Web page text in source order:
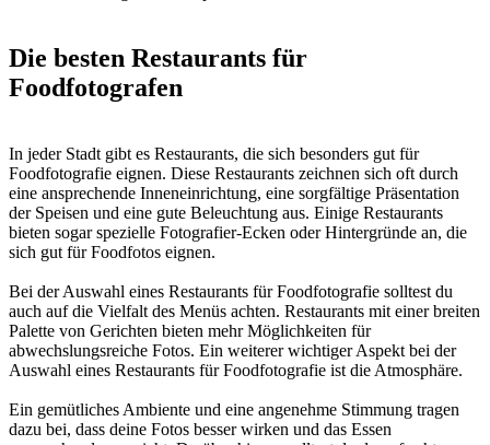
Die besten Restaurants für
Foodfotografen
In jeder Stadt gibt es Restaurants, die sich besonders gut für
Foodfotografie eignen. Diese Restaurants zeichnen sich oft durch
eine ansprechende Inneneinrichtung, eine sorgfältige Präsentation
der Speisen und eine gute Beleuchtung aus. Einige Restaurants
bieten sogar spezielle Fotografier-Ecken oder Hintergründe an, die
sich gut für Foodfotos eignen.
Bei der Auswahl eines Restaurants für Foodfotografie solltest du
auch auf die Vielfalt des Menüs achten. Restaurants mit einer breiten
Palette von Gerichten bieten mehr Möglichkeiten für
abwechslungsreiche Fotos. Ein weiterer wichtiger Aspekt bei der
Auswahl eines Restaurants für Foodfotografie ist die Atmosphäre.
Ein gemütliches Ambiente und eine angenehme Stimmung tragen
dazu bei, dass deine Fotos besser wirken und das Essen